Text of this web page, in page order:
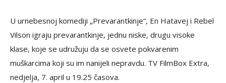
U urnebesnoj komediji „Prevarantkinje“, En Hatavej i Rebel
Vilson igraju prevarantkinje, jednu niske, drugu visoke
klase, koje se udružuju da se osvete pokvarenim
muškarcima koji su im nanijeli nepravdu. TV FilmBox Extra,
nedjelja, 7. april u 19.25 časova.